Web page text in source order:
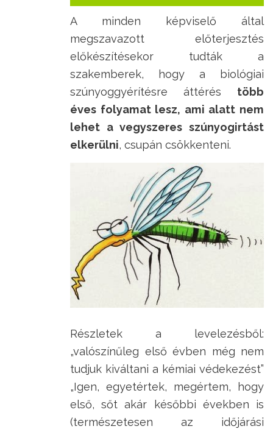
A minden képviselő által
megszavazott előterjesztés
előkészítésekor tudták a
szakemberek, hogy a biológiai
szúnyoggyérítésre áttérés több
éves folyamat lesz, ami alatt nem
lehet a vegyszeres szúnyogirtást
elkerülni, csupán csökkenteni.
Részletek a levelezésből:
„valószínűleg első évben még nem
tudjuk kiváltani a kémiai védekezést”
„Igen, egyetértek, megértem, hogy
első, sőt akár későbbi években is
(természetesen az időjárási